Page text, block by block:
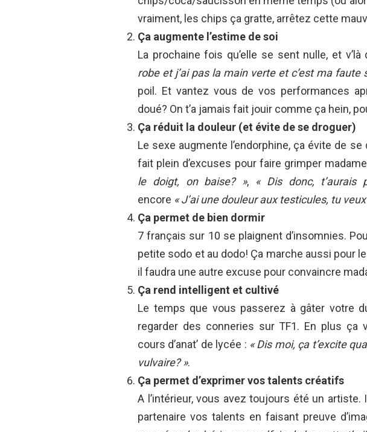
vraiment, les chips ça gratte, arrêtez cette
Ça augmente l’estime de soi
La prochaine fois qu’elle se sent nulle, et v’là
robe et j’ai pas la main verte et c’est ma faute
poil. Et vantez vous de vos performances
doué? On t’a jamais fait jouir comme ça hein,
Ça réduit la douleur (et évite de se droguer)
Le sexe augmente l’endorphine, ça évite de
fait plein d’excuses pour faire grimper
le doigt, on baise? », « Dis donc, t’aurais
encore « J’ai une douleur aux testicules, tu
Ça permet de bien dormir
7 français sur 10 se plaignent d’insomnies.
petite sodo et au dodo! Ça marche aussi pour
il faudra une autre excuse pour convaincre
Ça rend intelligent et cultivé
Le temps que vous passerez à gâter votre
regarder des conneries sur TF1. En plus ça
cours d’anat’ de lycée : « Dis moi, ça t’excite
vulvaire? ».
Ça permet d’exprimer vos talents créatifs
A l’intérieur, vous avez toujours été un
partenaire vos talents en faisant preuve